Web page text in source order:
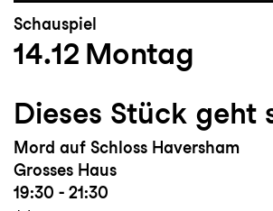
Schauspiel
14.12 Montag
Dieses Stück geht
Mord auf Schloss Haversham
Grosses Haus
19:30 - 21:30